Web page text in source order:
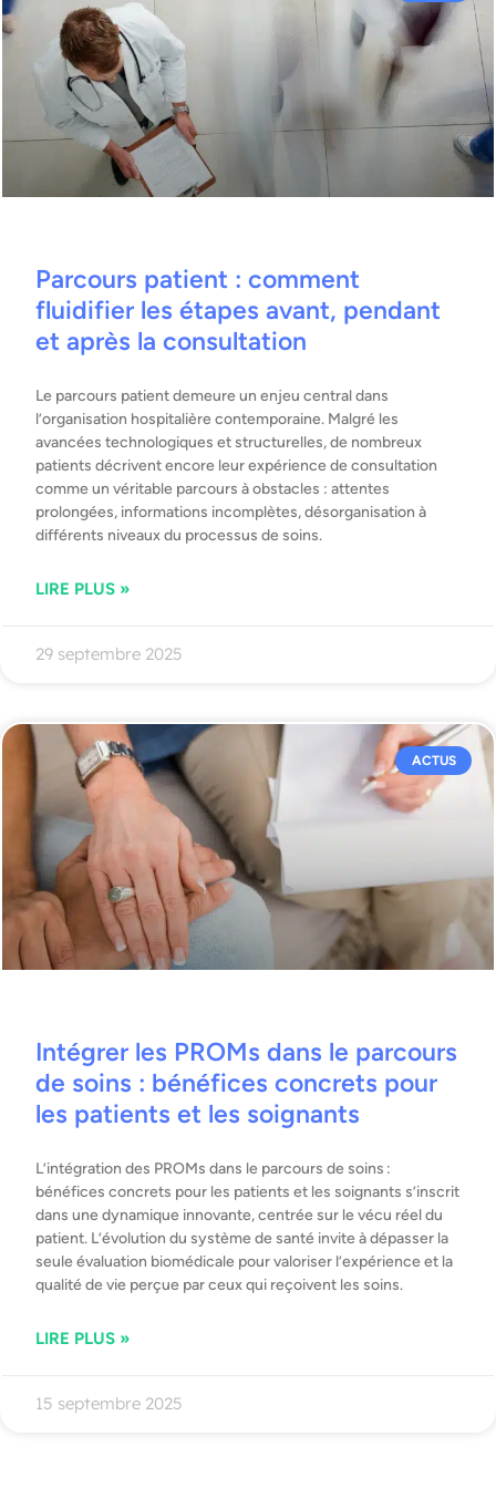
Parcours patient : comment
fluidifier les étapes avant, pendant
et après la consultation
Le parcours patient demeure un enjeu central dans
l’organisation hospitalière contemporaine. Malgré les
avancées technologiques et structurelles, de nombreux
patients décrivent encore leur expérience de consultation
comme un véritable parcours à obstacles : attentes
prolongées, informations incomplètes, désorganisation à
différents niveaux du processus de soins.
LIRE PLUS »
29 septembre 2025
ACTUS
Intégrer les PROMs dans le parcours
de soins : bénéfices concrets pour
les patients et les soignants
L’intégration des PROMs dans le parcours de soins :
bénéfices concrets pour les patients et les soignants s’inscrit
dans une dynamique innovante, centrée sur le vécu réel du
patient. L’évolution du système de santé invite à dépasser la
seule évaluation biomédicale pour valoriser l’expérience et la
qualité de vie perçue par ceux qui reçoivent les soins.
LIRE PLUS »
15 septembre 2025